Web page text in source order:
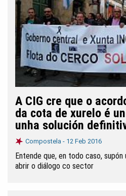
A CIG cre que o
da cota de xurelo é
unha solución
Compostela - 12 Feb 2016
Entende que, en todo caso, supón
abrir o diálogo co sector